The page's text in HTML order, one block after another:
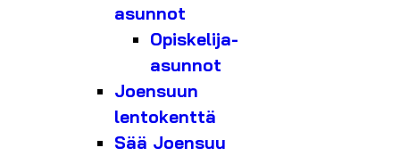
asunnot
Opiskelija-
asunnot
Joensuun
lentokenttä
Sää Joensuu